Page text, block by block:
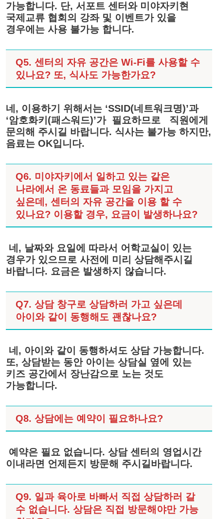
가능합니다. 단, 서포트 센터와 미야자키현
국제교류 협회의 강좌 및 이벤트가 있을
경우에는 사용 불가능 합니다.
Q5. 센터의 자유 공간은 Wi-Fi를 사용할 수
있나요? 또, 식사도 가능한가요?
네, 이용하기 위해서는 ‘SSID(네트워크명)’과
‘암호화키(패스워드)’가 필요하므로 직원에게
문의해 주시길 바랍니다. 식사는 불가능 하지만,
음료는 OK입니다.
Q6. 미야자키에서 일하고 있는 같은
나라에서 온 동료들과 모임을 가지고
싶은데, 센터의 자유 공간을 이용 할 수
있나요? 이용할 경우, 요금이 발생하나요?
네, 날짜와 요일에 따라서 어학교실이 있는
경우가 있으므로 사전에 미리 상담해주시길
바랍니다. 요금은 발생하지 않습니다.
Q7. 상담 창구로 상담하러 가고 싶은데
아이와 같이 동행해도 괜찮나요?
네, 아이와 같이 동행하셔도 상담 가능합니다.
또, 상담받는 동안 아이는 상담실 옆에 있는
키즈 공간에서 장난감으로 노는 것도
가능합니다.
Q8. 상담에는 예약이 필요하나요?
예약은 필요 없습니다. 상담 센터의 영업시간
이내라면 언제든지 방문해 주시길바랍니다.
Q9. 일과 육아로 바빠서 직접 상담하러 갈
수 없습니다. 상담은 직접 방문해야만 가능